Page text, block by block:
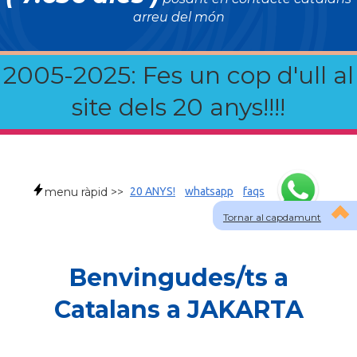
arreu del món
2005-2025: Fes un cop d'ull al
site dels 20 anys!!!!
Tornar al capdamunt
menu ràpid >> 20 ANYS! whatsapp faqs
Benvingudes/ts a
Catalans a JAKARTA